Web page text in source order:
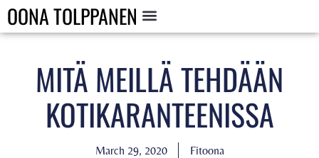
OONA TOLPPANEN
MITÄ MEILLÄ TEHDÄÄN
KOTIKARANTEENISSA
March 29, 2020 Fitoona